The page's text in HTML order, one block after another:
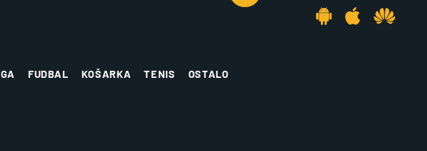
FUDBAL KOŠARKA TENIS OSTALO